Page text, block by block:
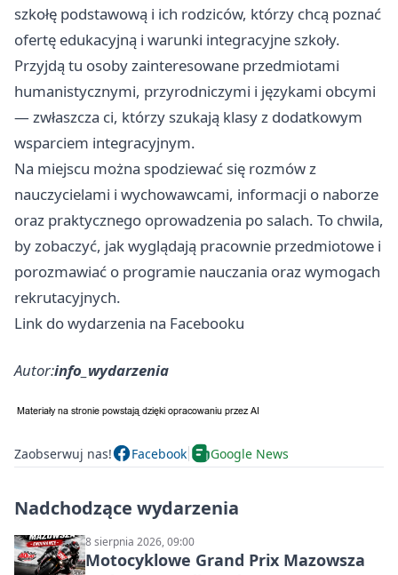
szkołę podstawową i ich rodziców, którzy chcą poznać
ofertę edukacyjną i warunki integracyjne szkoły.
Przyjdą tu osoby zainteresowane przedmiotami
humanistycznymi, przyrodniczymi i językami obcymi
— zwłaszcza ci, którzy szukają klasy z dodatkowym
wsparciem integracyjnym.
Na miejscu można spodziewać się rozmów z
nauczycielami i wychowawcami, informacji o naborze
oraz praktycznego oprowadzenia po salach. To chwila,
by zobaczyć, jak wyglądają pracownie przedmiotowe i
porozmawiać o programie nauczania oraz wymogach
rekrutacyjnych.
Link do wydarzenia na Facebooku
Autor:info_wydarzenia
Zaobserwuj nas! Facebook Google News
Nadchodzące wydarzenia
8 sierpnia 2026, 09:00
Motocyklowe Grand Prix Mazowsza